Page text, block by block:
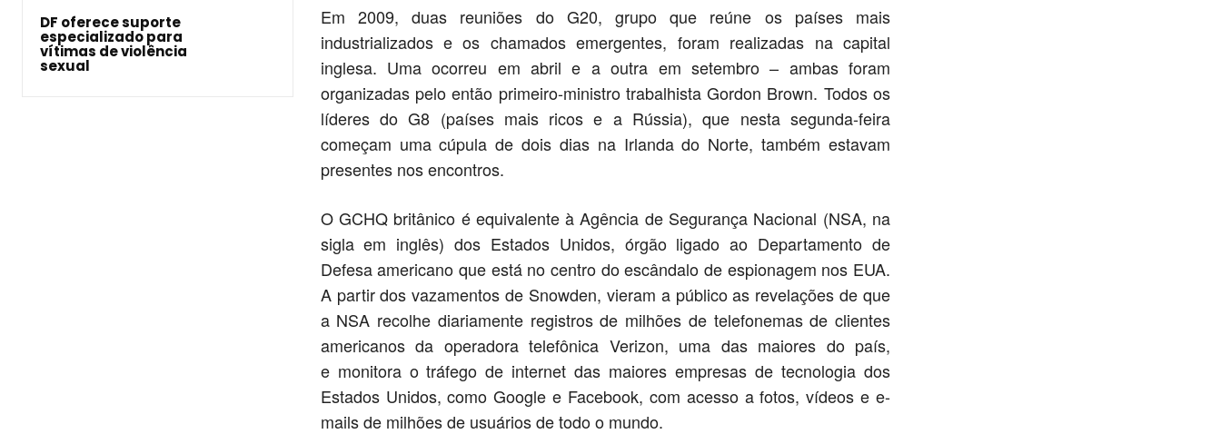
DF oferece suporte
especializado para
vítimas de violência
sexual
Em 2009, duas reuniões do G20, grupo que reúne os países mais
industrializados e os chamados emergentes, foram realizadas na capital
inglesa. Uma ocorreu em abril e a outra em setembro – ambas foram
organizadas pelo então primeiro-ministro trabalhista Gordon Brown. Todos os
líderes do G8 (países mais ricos e a Rússia), que nesta segunda-feira
começam uma cúpula de dois dias na Irlanda do Norte, também estavam
presentes nos encontros.
O GCHQ britânico é equivalente à Agência de Segurança Nacional (NSA, na
sigla em inglês) dos Estados Unidos, órgão ligado ao Departamento de
Defesa americano que está no centro do escândalo de espionagem nos EUA.
A partir dos vazamentos de Snowden, vieram a público as revelações de que
a NSA recolhe diariamente registros de milhões de telefonemas de clientes
americanos da operadora telefônica Verizon, uma das maiores do país,
e monitora o tráfego de internet das maiores empresas de tecnologia dos
Estados Unidos, como Google e Facebook, com acesso a fotos, vídeos e e-
mails de milhões de usuários de todo o mundo.